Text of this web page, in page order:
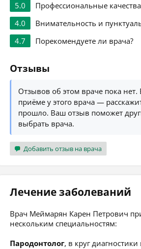
5.0
Профессиональные качества
4.0
Внимательность и
4.7
Порекомендуете ли врача?
Отзывы
Отзывов об этом враче пока
приёме у этого врача —
прошло. Ваш отзыв поможет
выбрать врача.
Добавить отзыв на врача
Лечение заболеваний
Врач Меймарян Карен Петрович
нескольким специальностям:
Пародонтолог, в круг